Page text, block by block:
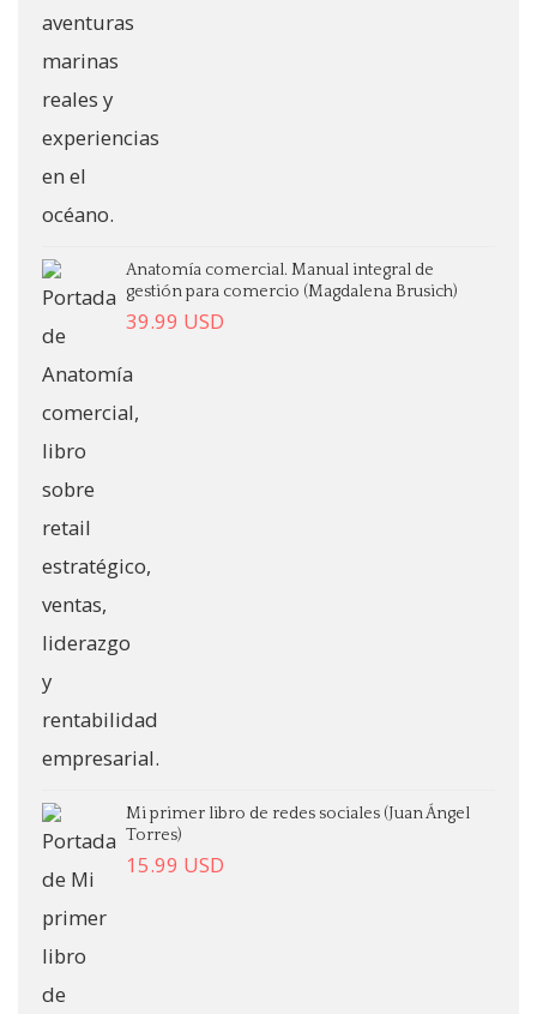
Anatomía comercial. Manual integral de
gestión para comercio (Magdalena Brusich)
39.99 USD
Mi primer libro de redes sociales (Juan Ángel
Torres)
15.99 USD